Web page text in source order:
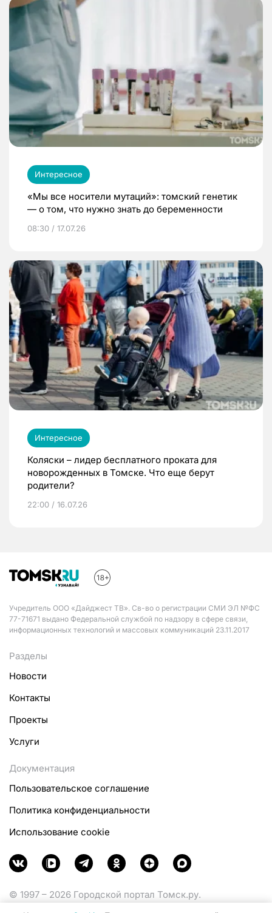
Интересное
«Мы все носители мутаций»: томский генетик
— о том, что нужно знать до беременности
08:30 / 17.07.26
Интересное
Коляски – лидер бесплатного проката для
новорожденных в Томске. Что еще берут
родители?
22:00 / 16.07.26
Учредитель ООО «Дайджест ТВ». Св-во о регистрации СМИ ЭЛ №ФС
77-71671 выдано Федеральной службой по надзору в сфере связи,
информационных технологий и массовых коммуникаций 23.11.2017
Разделы
Новости
Контакты
Проекты
Услуги
Документация
Пользовательское соглашение
Политика конфиденциальности
Использование cookie
© 1997 – 2026 Городской портал Томск.ру.